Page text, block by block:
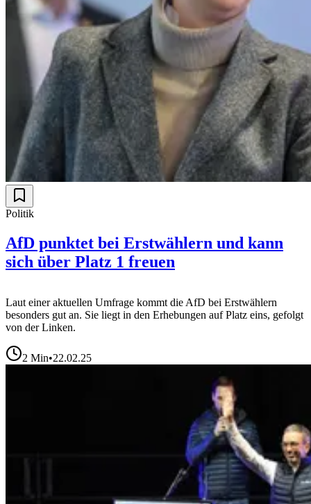
Politik
AfD punktet bei Erstwählern und kann
sich über Platz 1 freuen
Laut einer aktuellen Umfrage kommt die AfD bei Erstwählern
besonders gut an. Sie liegt in den Erhebungen auf Platz eins, gefolgt
von der Linken.
2 Min•22.02.25